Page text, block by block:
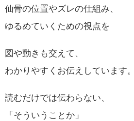
仙骨の位置やズレの仕組み、
ゆるめていくための視点を
図や動きも交えて、
わかりやすくお伝えしています。
読むだけでは伝わらない、
「そういうことか」